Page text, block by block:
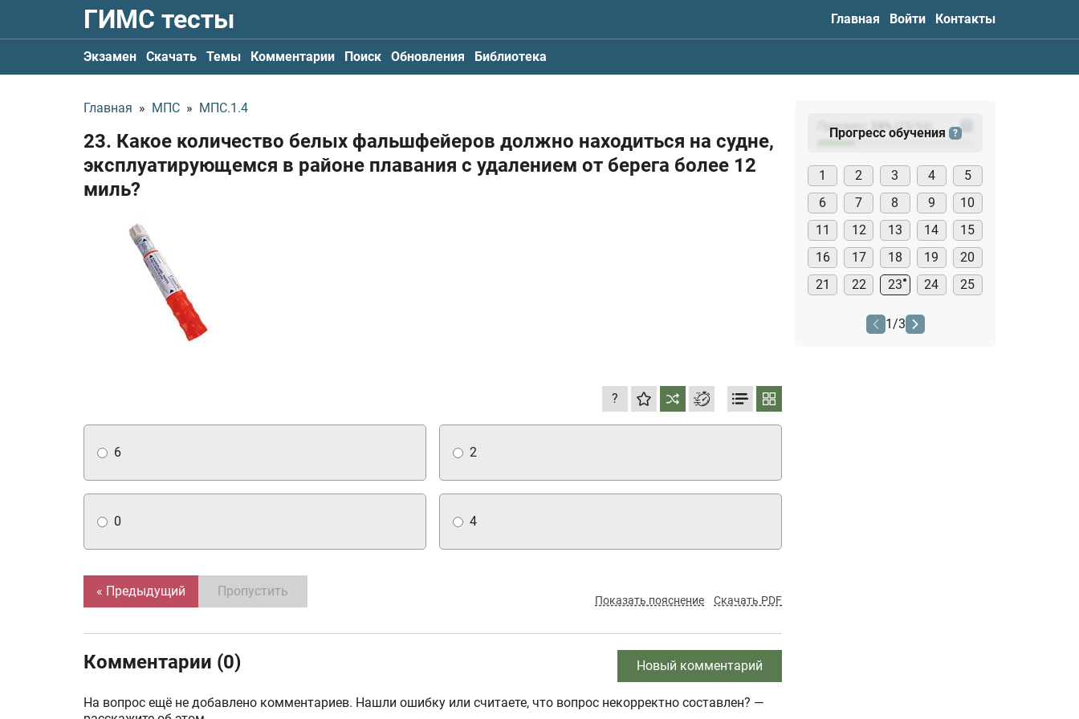
ГИМС тесты Главная Войти Контакты
Экзамен Скачать Темы Комментарии Поиск Обновления Библиотека
Главная » МПС » МПС.1.4
23. Какое количество белых фальшфейеров должно находиться на судне,
эксплуатирующемся в районе плавания с удалением от берега более 12
миль?
?
4
2
0
6
« Предыдущий Пропустить
Показать пояснение Скачать PDF
Комментарии (0) Новый комментарий
На вопрос ещё не добавлено комментариев. Нашли ошибку или считаете, что вопрос некорректно составлен? —
Прогресс: (23
Прогресс обучения ?
1 2 3 4
5
6
7 8 9
10
11
12 13 14
15
16
17 18 19
20
21
22 23 24 25
1/3